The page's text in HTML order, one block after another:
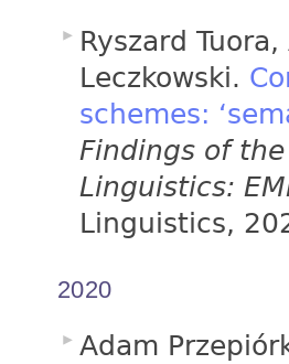
Ryszard
Leczkowski.
schemes:
Findings of
Linguistics:
Linguistics,
2020
Adam